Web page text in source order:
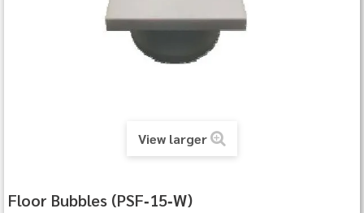
View larger
Floor Bubbles (PSF‐15‐W)